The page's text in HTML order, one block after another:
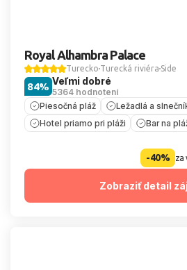
Royal Alhambra Palace
Turecko Turecká riviéra Side
Veľmi dobré
5364 hodnotení
84%
Piesočná pláž
Ležadlá a
Hotel priamo pri pláži
Bar na
-40% za
Zobraziť detail